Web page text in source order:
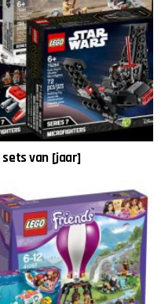
sets van [jaar]